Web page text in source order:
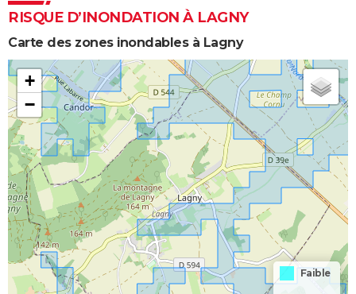
Bricolage
Lifestyle
Culture
Sport
Auto
Television
Voyage
Cinema
RISQUE D’INONDATION À LAGNY
Carte des zones inondables à Lagny
+
−
Faible